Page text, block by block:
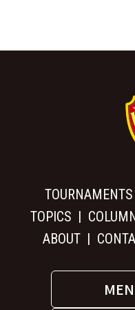
TOURNAMENTS
TOPICS
ABOUT